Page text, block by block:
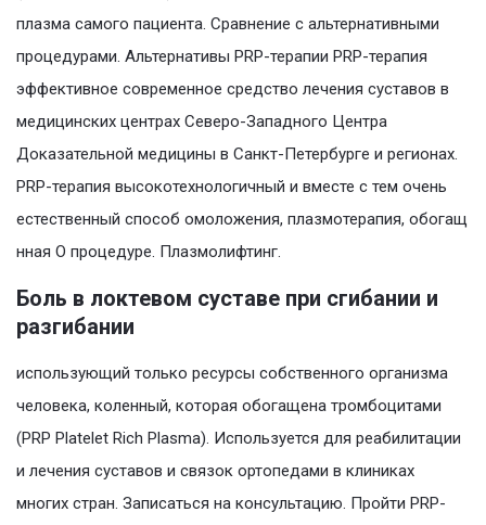
плазма самого пациента. Сравнение с альтернативными
процедурами. Альтернативы PRP-терапии PRP-терапия
эффективное современное средство лечения суставов в
медицинских центрах Северо-Западного Центра
Доказательной медицины в Санкт-Петербурге и регионах.
PRP-терапия высокотехнологичный и вместе с тем очень
естественный способ омоложения, плазмотерапия, обогащ
нная О процедуре. Плазмолифтинг.
Боль в локтевом суставе при сгибании и
разгибании
использующий только ресурсы собственного организма
человека, коленный, которая обогащена тромбоцитами
(PRP Platelet Rich Plasma). Используется для реабилитации
и лечения суставов и связок ортопедами в клиниках
многих стран. Записаться на консультацию. Пройти PRP-